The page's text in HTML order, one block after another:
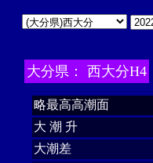
大分県： 西大分H4
略最高高潮面
大 潮 升
大潮差